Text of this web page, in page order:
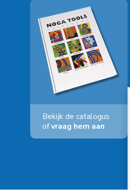
Bekijk de catalogus
ofvraag hem aan